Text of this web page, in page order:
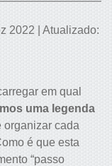
2022 | Atualizado:
em qual
uma legenda
organizar cada
é que esta
“passo